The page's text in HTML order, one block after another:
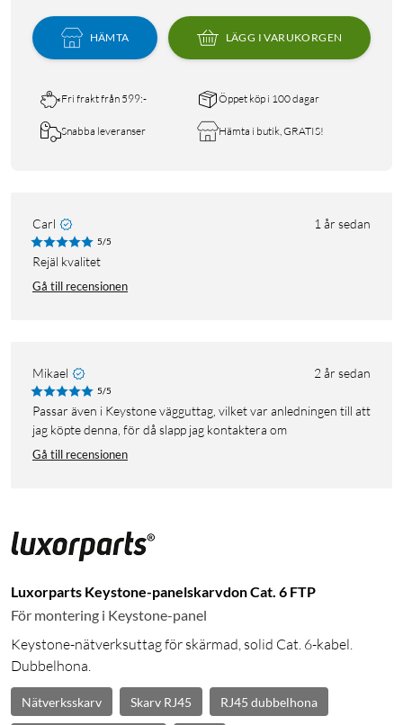
HÄMTA LÄGG I VARUKORGEN
Fri frakt från 599:- Öppet köp i 100 dagar
Snabba leveranser Hämta i butik, GRATIS!
Carl 1 år sedan
5/5
Rejäl kvalitet
Gå till recensionen
Mikael 2 år sedan
5/5
Passar även i Keystone vägguttag, vilket var anledningen till att
jag köpte denna, för då slapp jag kontaktera om
Gå till recensionen
Luxorparts Keystone-panelskarvdon Cat. 6 FTP
För montering i Keystone-panel
Keystone-nätverksuttag för skärmad, solid Cat. 6-kabel.
Dubbelhona.
Nätverksskarv Skarv RJ45 RJ45 dubbelhona